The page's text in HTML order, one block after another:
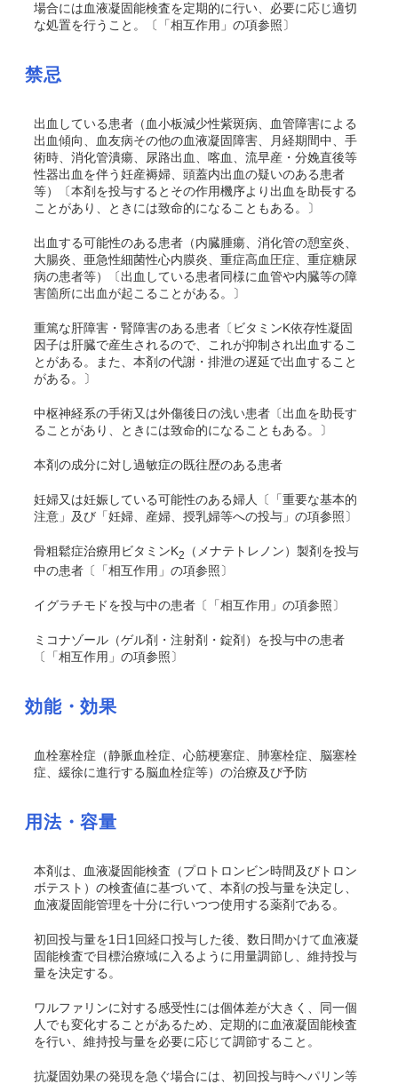
場合には血液凝固能検査を定期的に行い、必要に応じ適切
な処置を行うこと。〔「相互作用」の項参照〕
禁忌
出血している患者（血小板減少性紫斑病、血管障害による
出血傾向、血友病その他の血液凝固障害、月経期間中、手
術時、消化管潰瘍、尿路出血、喀血、流早産・分娩直後等
性器出血を伴う妊産褥婦、頭蓋内出血の疑いのある患者
等）〔本剤を投与するとその作用機序より出血を助長する
ことがあり、ときには致命的になることもある。〕
出血する可能性のある患者（内臓腫瘍、消化管の憩室炎、
大腸炎、亜急性細菌性心内膜炎、重症高血圧症、重症糖尿
病の患者等）〔出血している患者同様に血管や内臓等の障
害箇所に出血が起こることがある。〕
重篤な肝障害・腎障害のある患者〔ビタミンK依存性凝固
因子は肝臓で産生されるので、これが抑制され出血するこ
とがある。また、本剤の代謝・排泄の遅延で出血すること
がある。〕
中枢神経系の手術又は外傷後日の浅い患者〔出血を助長す
ることがあり、ときには致命的になることもある。〕
本剤の成分に対し過敏症の既往歴のある患者
妊婦又は妊娠している可能性のある婦人〔「重要な基本的
注意」及び「妊婦、産婦、授乳婦等への投与」の項参照〕
骨粗鬆症治療用ビタミンK2
（メナテトレノン）製剤を投与
中の患者〔「相互作用」の項参照〕
イグラチモドを投与中の患者〔「相互作用」の項参照〕
ミコナゾール（ゲル剤・注射剤 ・錠剤 ）を投与中の患者
〔「相互作用」の項参照〕
効能・効果
血栓塞栓症（静脈血栓症、心筋梗塞症、肺塞栓症、脳塞栓
症、緩徐に進行する脳血栓症等）の治療及び予防
用法・容量
本剤は、血液凝固能検査（プロトロンビン時間及びトロン
ボテスト）の検査値に基づいて、本剤の投与量を決定し、
血液凝固能管理を十分に行いつつ使用する薬剤である。
初回投与量を1日1回経口投与した後、数日間かけて血液凝
固能検査で目標治療域に入るように用量調節し、維持投与
量を決定する。
ワルファリンに対する感受性には個体差が大きく、同一個
人でも変化することがあるため、定期的に血液凝固能検査
を行い、維持投与量を必要に応じて調節すること。
抗凝固効果の発現を急ぐ場合には、初回投与時ヘパリン等